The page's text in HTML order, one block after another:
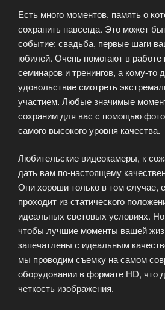
Есть много моментов, память о
сохранить навсегда. Это может
событие: свадьба, первые шаги
юбилей. Очень помогают в
семинаров и тренингов, а кому-то
удовольствие смотреть
участием. Любые значимые
сохраним для вас с помощью
самого высокого уровня качества.
Любительские видеокамеры, к
дать вам по-настоящему
Они хороши только в том случае,
проходит из статического
идеальных световых условиях.
чтобы лучшие моменты вашей
запечатлены с идеальным
мы проводим съемку на самом
оборудовании в формате HD, что
четкость изображения.